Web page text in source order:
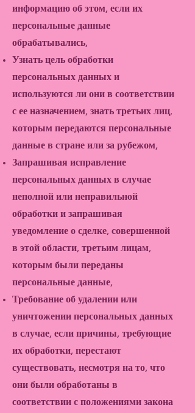
информацию об этом, если их
персональные данные
обрабатывались,
Узнать цель обработки
персональных данных и
используются ли они в соответствии
с ее назначением, знать третьих лиц,
которым передаются персональные
данные в стране или за рубежом,
Запрашивая исправление
персональных данных в случае
неполной или неправильной
обработки и запрашивая
уведомление о сделке, совершенной
в этой области, третьим лицам,
которым были переданы
персональные данные,
Требование об удалении или
уничтожении персональных данных
в случае, если причины, требующие
их обработки, перестают
существовать, несмотря на то, что
они были обработаны в
соответствии с положениями закона